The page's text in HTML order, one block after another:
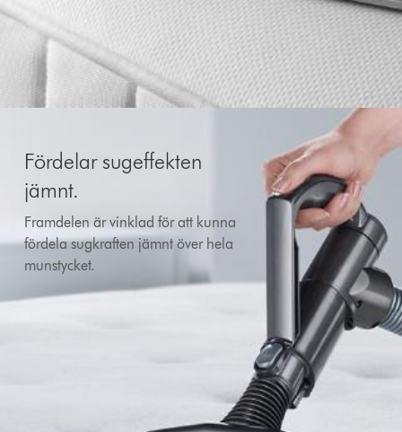
Fördelar sugeffekten
jämnt.
Framdelen är vinklad för att kunna
fördela sugkraften jämnt över hela
munstycket.